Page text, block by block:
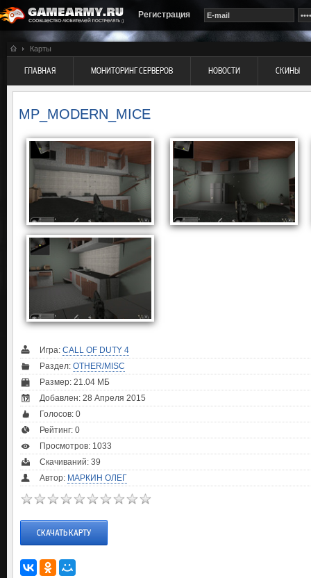
Регистрация
Карты
ГЛАВНАЯ МОНИТОРИНГ СЕРВЕРОВ НОВОСТИ СКИНЫ
MP_MODERN_MICE
Игра: CALL OF DUTY 4
Раздел: OTHER/MISC
Размер: 21.04 МБ
Добавлен: 28 Апреля 2015
Голосов: 0
Рейтинг: 0
Просмотров: 1033
Скачиваний: 39
Автор: МАРКИН ОЛЕГ
СКАЧАТЬ КАРТУ